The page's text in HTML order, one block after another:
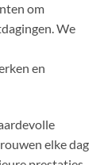
om
We
en
elke dag